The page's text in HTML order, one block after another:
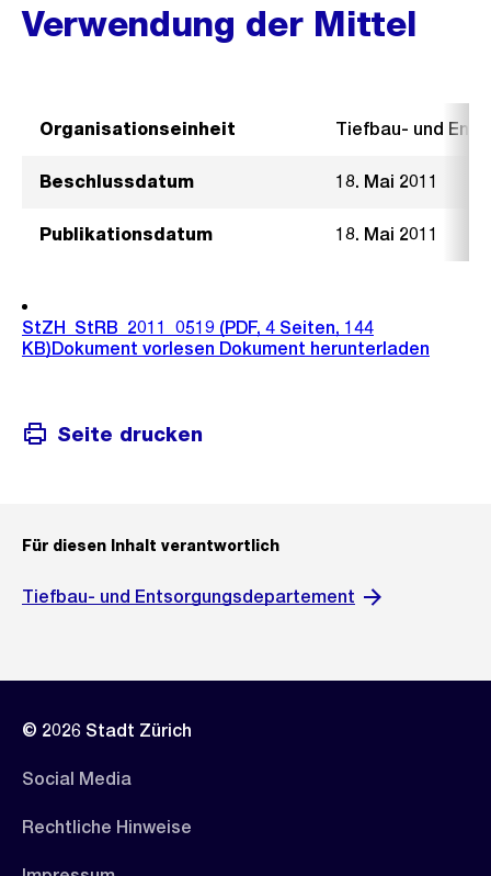
Verwendung der Mittel
Organisationseinheit Tiefbau- und
Beschlussdatum 18. Mai 2011
Publikationsdatum 18. Mai 2011
StZH_StRB_2011_0519 (PDF, 4 Seiten, 144
KB)Dokument vorlesen Dokument herunterladen
Seite drucken
Für diesen Inhalt verantwortlich
Tiefbau- und Entsorgungsdepartement
© 2026 Stadt Zürich
Social Media
Rechtliche Hinweise